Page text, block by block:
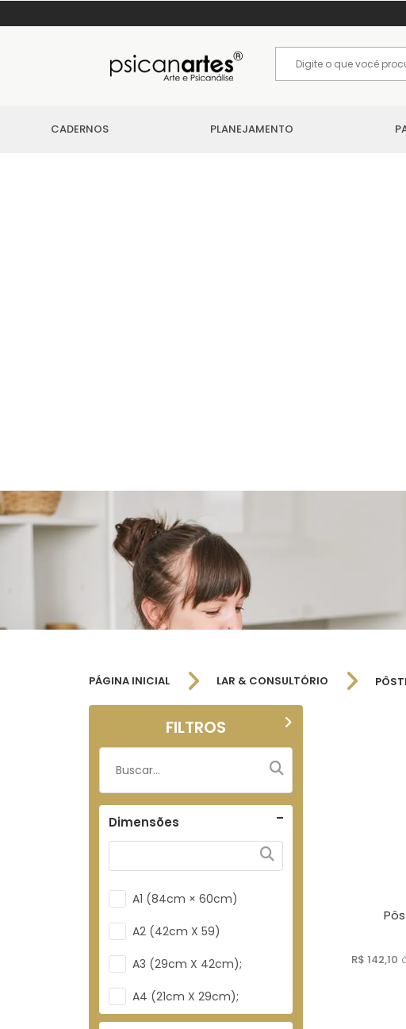
CADERNOS PLANEJAMENTO
PÁGINA INICIAL LAR & CONSULTÓRIO
FILTROS
Dimensões
A1 (84cm × 60cm)
A2 (42cm X 59)
A3 (29cm X 42cm);
A4 (21cm X 29cm);
R$ 142,10